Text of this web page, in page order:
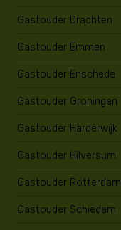
Gastouder Drachten
Gastouder Emmen
Gastouder Enschede
Gastouder Groningen
Gastouder Harderwijk
Gastouder Hilversum
Gastouder Rotterdam
Gastouder Schiedam